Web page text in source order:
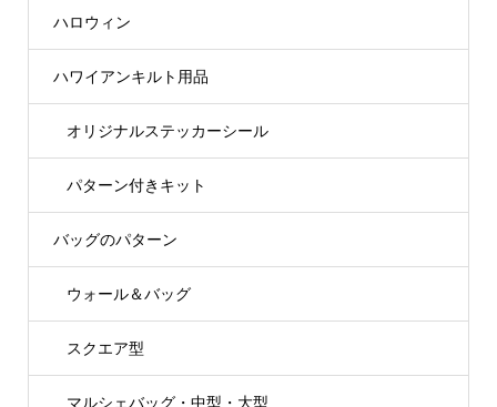
ハロウィン
ハワイアンキルト用品
オリジナルステッカーシール
パターン付きキット
バッグのパターン
ウォール＆バッグ
スクエア型
マルシェバッグ・中型・大型